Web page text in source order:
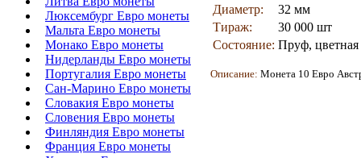
Люксембург Евро монеты
Мальта Евро монеты
Монако Евро монеты
Нидерланды Евро монеты
Португалия Евро монеты
Сан-Марино Евро монеты
Словакия Евро монеты
Словения Евро монеты
Финляндия Евро монеты
Франция Евро монеты
Диаметр:
32 мм
Тираж:
30 000 шт
Состояние: Пруф, цветная
Описание: Монета 10 Евро